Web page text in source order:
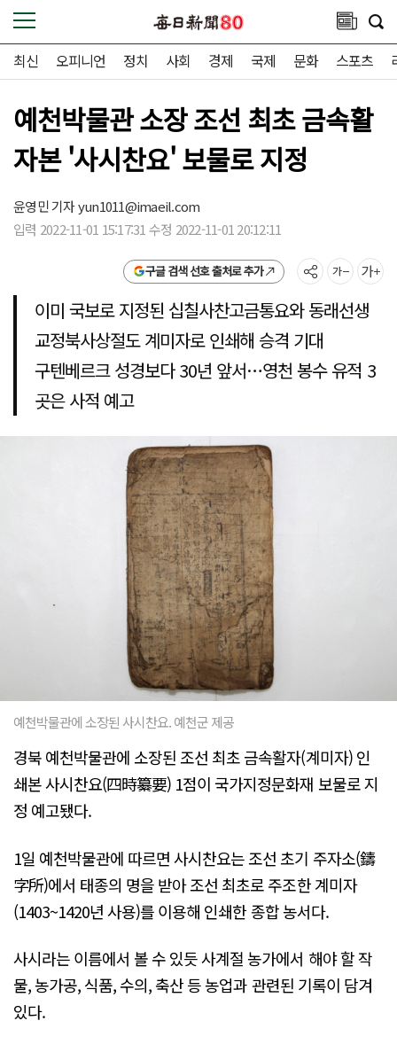
최신 오피니언 정치 사회 경제 국제 문화 스포츠
예천박물관 소장 조선 최초 금속활
자본 '사시찬요' 보물로 지정
윤영민 기자yun1011@imaeil.com
입력 2022-11-01 15:17:31 수정 2022-11-01 20:12:11
구글 검색 선호 출처로 추가
이미 국보로 지정된 십칠사찬고금통요와 동래선생
교정북사상절도 계미자로 인쇄해 승격 기대
구텐베르크 성경보다 30년 앞서…영천 봉수 유적 3
곳은 사적 예고
예천박물관에 소장된 사시찬요. 예천군 제공
경북 예천박물관에 소장된 조선 최초 금속활자(계미자) 인
쇄본 사시찬요(四時纂要) 1점이 국가지정문화재 보물로 지
정 예고됐다.
1일 예천박물관에 따르면 사시찬요는 조선 초기 주자소(鑄
字所)에서 태종의 명을 받아 조선 최초로 주조한 계미자
(1403~1420년 사용)를 이용해 인쇄한 종합 농서다.
사시라는 이름에서 볼 수 있듯 사계절 농가에서 해야 할 작
물, 농가공, 식품, 수의, 축산 등 농업과 관련된 기록이 담겨
있다.